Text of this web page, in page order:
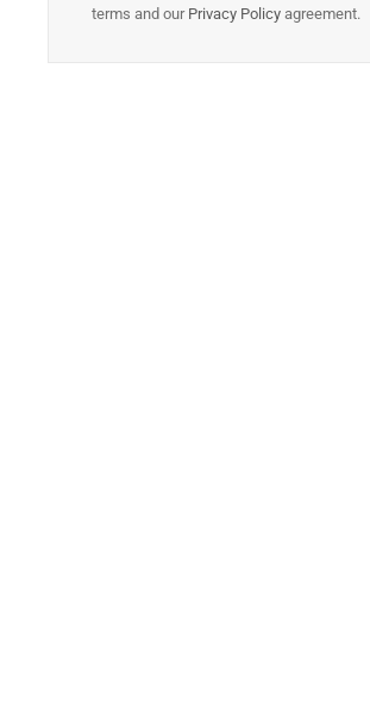
terms and our Privacy Policy agreement.